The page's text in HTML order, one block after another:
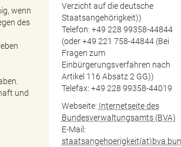
wenn
des
und
Verzicht auf die deutsche
Staatsangehörigkeit))
Telefon: +49 228 99358-44844
(oder +49 221 758-44844 (Bei
Fragen zum
Einbürgerungsverfahren nach
Artikel 116 Absatz 2 GG))
Telefax: +49 228 99358-44019
Webseite: Internetseite des
Bundesverwaltungsamts (BVA)
E-Mail: